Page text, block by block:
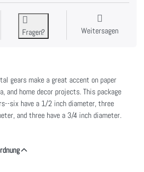
Fragen? Weitersagen
gears make a great accent on paper
and home decor projects. This package
six have a 1/2 inch diameter, three
and three have a 3/4 inch diameter.